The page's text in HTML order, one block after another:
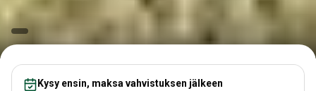
Kysy ensin, maksa vahvistuksen jälkeen